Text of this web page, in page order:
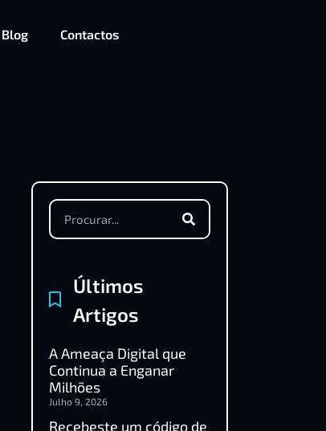
Blog Contactos
Últimos
Artigos
A Ameaça Digital que
Continua a Enganar
Milhões
Julho 9, 2026
Recebeste um código de